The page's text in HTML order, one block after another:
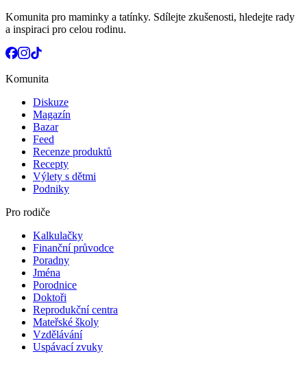
Komunita pro maminky a tatínky. Sdílejte zkušenosti, hledejte rady
a inspiraci pro celou rodinu.
Komunita
Diskuze
Magazín
Bazar
Feed
Recenze produktů
Recepty
Výlety s dětmi
Podniky
Pro rodiče
Kalkulačky
Finanční průvodce
Poradny
Jména
Porodnice
Doktoři
Reprodukční centra
Mateřské školy
Vzdělávání
Uspávací zvuky